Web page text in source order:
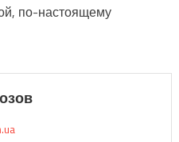
по-настоящему